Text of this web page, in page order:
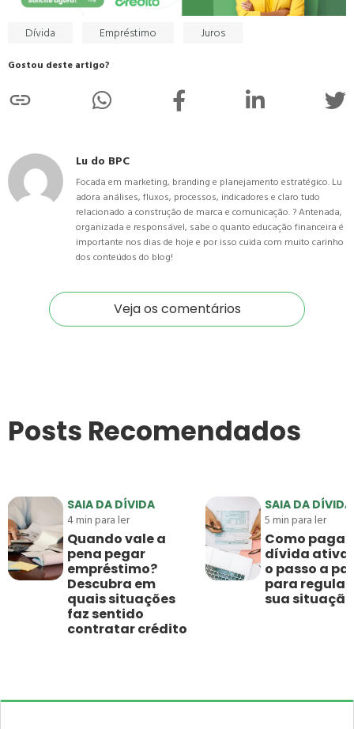
Gostou deste artigo?
Dívida Empréstimo Juros
Lu do BPC
Focada em marketing, branding e planejamento estratégico. Lu
adora análises, fluxos, processos, indicadores e claro tudo
relacionado a construção de marca e comunicação. ? Antenada,
organizada e responsável, sabe o quanto educação financeira é
importante nos dias de hoje e por isso cuida com muito carinho
dos conteúdos do blog!
Veja os comentários
Posts Recomendados
SAIA DA DÍVIDA
4min para ler
Quando vale a
pena pegar
empréstimo?
Descubra em
quais situações
faz sentido
contratar crédito
SAIA DA DÍVIDA
5min para ler
Como pagar
dívida ativa:
o passo a
para
sua situação